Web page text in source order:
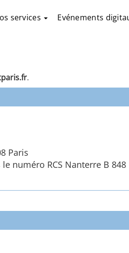
services Evénements
.
Paris
numéro RCS Nanterre B 848